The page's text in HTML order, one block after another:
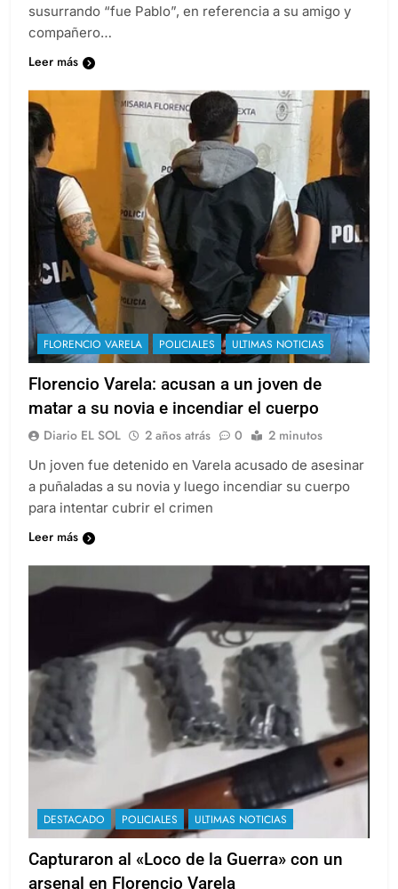
susurrando “fue Pablo”, en referencia a su amigo y
compañero…
Leer más
FLORENCIO VARELA POLICIALES ULTIMAS NOTICIAS
Florencio Varela: acusan a un joven de
matar a su novia e incendiar el cuerpo
Diario EL SOL 2 años atrás 0 2 minutos
Un joven fue detenido en Varela acusado de asesinar
a puñaladas a su novia y luego incendiar su cuerpo
para intentar cubrir el crimen
Leer más
DESTACADO POLICIALES ULTIMAS NOTICIAS
Capturaron al «Loco de la Guerra» con un
arsenal en Florencio Varela